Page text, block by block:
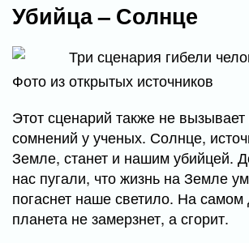
Убийца – Солнце
Фото из открытых источников
Этот сценарий также не вызывает
сомнений у ученых. Солнце,
Земле, станет и нашим убийцей.
нас пугали, что жизнь на Земле
погаснет наше светило. На
планета не замерзнет, а сгорит.